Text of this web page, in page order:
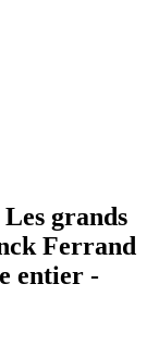
grands
Ferrand
entier -